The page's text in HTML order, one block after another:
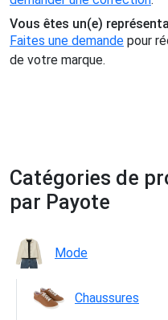
Vous êtes un(e)
Faites une demande pour
de votre marque.
Catégories de
par Payote
Mode
Chaussures